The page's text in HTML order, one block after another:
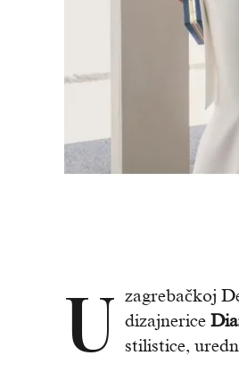
U zagrebačkoj
dizajnerice
stilistice,